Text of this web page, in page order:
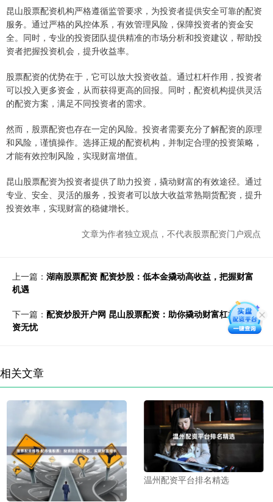
昆山股票配资机构严格遵循监管要求，为投资者提供安全可靠的配资
服务。通过严格的风控体系，有效管理风险，保障投资者的资金安
全。同时，专业的投资团队提供精准的市场分析和投资建议，帮助投
资者把握投资机会，提升收益率。
股票配资的优势在于，它可以放大投资收益。通过杠杆作用，投资者
可以投入更多资金，从而获得更高的回报。同时，配资机构提供灵活
的配资方案，满足不同投资者的需求。
然而，股票配资也存在一定的风险。投资者需要充分了解配资的原理
和风险，谨慎操作。选择正规的配资机构，并制定合理的投资策略，
才能有效控制风险，实现财富增值。
昆山股票配资为投资者提供了助力投资，撬动财富的有效途径。通过
专业、安全、灵活的服务，投资者可以放大收益常熟期货配资，提升
投资效率，实现财富的稳健增长。
文章为作者独立观点，不代表股票配资门户观点
上一篇： 湖南股票配资 配资炒股：低本金撬动高收益，把握财富
机遇
下一篇： 配资炒股开户网 昆山股票配资：助你撬动财富杠杆，投
资无忧
相关文章
温州配资平台排名精选